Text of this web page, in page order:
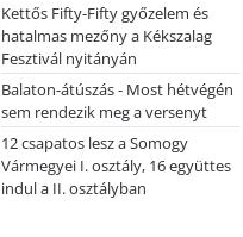
Kettős Fifty-Fifty győzelem és
hatalmas mezőny a Kékszalag
Fesztivál nyitányán
Balaton-átúszás - Most hétvégén
sem rendezik meg a versenyt
12 csapatos lesz a Somogy
Vármegyei I. osztály, 16 együttes
indul a II. osztályban